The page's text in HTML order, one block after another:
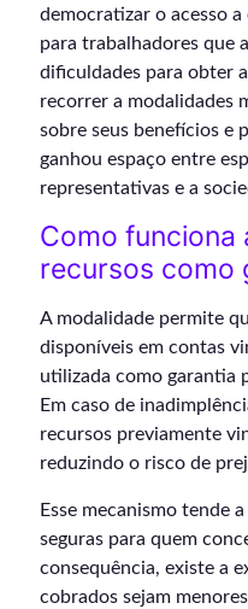
democratizar o acesso
para trabalhadores que
dificuldades para obter
recorrer a modalidades
sobre seus benefícios e
ganhou espaço entre
representativas e a
Como funciona
recursos como
A modalidade permite
disponíveis em contas
utilizada como garantia
Em caso de
recursos previamente
reduzindo o risco de
Esse mecanismo tende
seguras para quem
consequência, existe a
cobrados sejam